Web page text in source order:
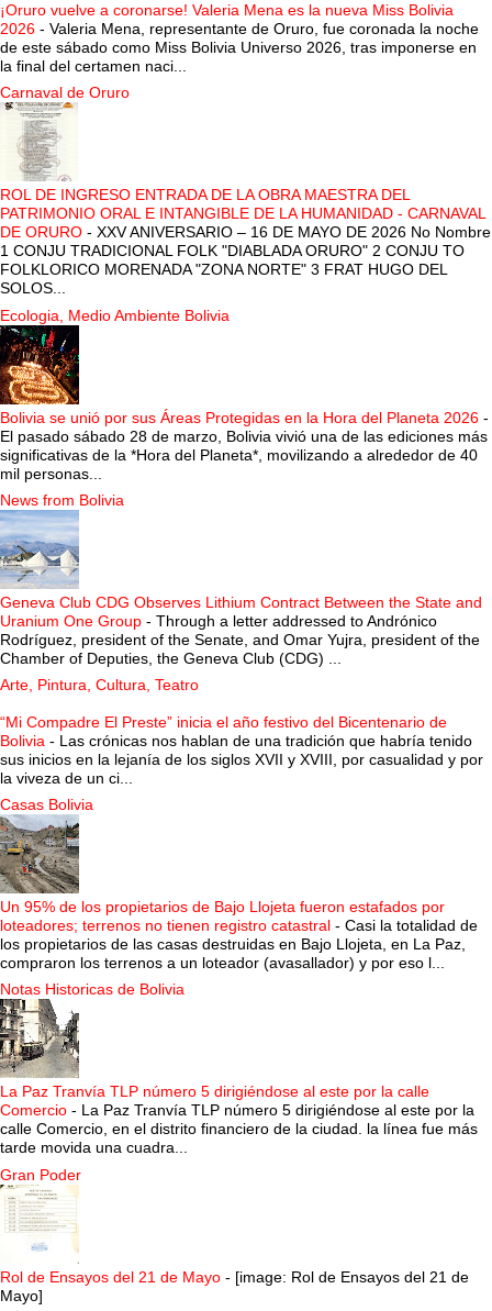
¡Oruro vuelve a coronarse! Valeria Mena es la nueva Miss Bolivia
2026 - Valeria Mena, representante de Oruro, fue coronada la noche
de este sábado como Miss Bolivia Universo 2026, tras imponerse en
la final del certamen naci...
Carnaval de Oruro
ROL DE INGRESO ENTRADA DE LA OBRA MAESTRA DEL
PATRIMONIO ORAL E INTANGIBLE DE LA HUMANIDAD - CARNAVAL
DE ORURO - XXV ANIVERSARIO – 16 DE MAYO DE 2026 No Nombre
1 CONJU TRADICIONAL FOLK "DIABLADA ORURO" 2 CONJU TO
FOLKLORICO MORENADA "ZONA NORTE" 3 FRAT HUGO DEL
SOLOS...
Ecologia, Medio Ambiente Bolivia
Bolivia se unió por sus Áreas Protegidas en la Hora del Planeta 2026 -
El pasado sábado 28 de marzo, Bolivia vivió una de las ediciones más
significativas de la *Hora del Planeta*, movilizando a alrededor de 40
mil personas...
News from Bolivia
Geneva Club CDG Observes Lithium Contract Between the State and
Uranium One Group - Through a letter addressed to Andrónico
Rodríguez, president of the Senate, and Omar Yujra, president of the
Chamber of Deputies, the Geneva Club (CDG) ...
Arte, Pintura, Cultura, Teatro
“Mi Compadre El Preste” inicia el año festivo del Bicentenario de
Bolivia - Las crónicas nos hablan de una tradición que habría tenido
sus inicios en la lejanía de los siglos XVII y XVIII, por casualidad y por
la viveza de un ci...
Casas Bolivia
Un 95% de los propietarios de Bajo Llojeta fueron estafados por
loteadores; terrenos no tienen registro catastral - Casi la totalidad de
los propietarios de las casas destruidas en Bajo Llojeta, en La Paz,
compraron los terrenos a un loteador (avasallador) y por eso l...
Notas Historicas de Bolivia
La Paz Tranvía TLP número 5 dirigiéndose al este por la calle
Comercio - La Paz Tranvía TLP número 5 dirigiéndose al este por la
calle Comercio, en el distrito financiero de la ciudad. la línea fue más
tarde movida una cuadra...
Gran Poder
Rol de Ensayos del 21 de Mayo - [image: Rol de Ensayos del 21 de
Mayo]